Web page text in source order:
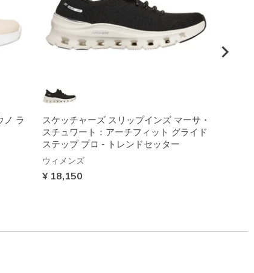
ノ ラ
スケッチャーズ スリップインズ マーサ・
スチュワート：アーチフィット グライド
ステップ プロ - トレンドセッター
ウィメンズ
¥ 18,150